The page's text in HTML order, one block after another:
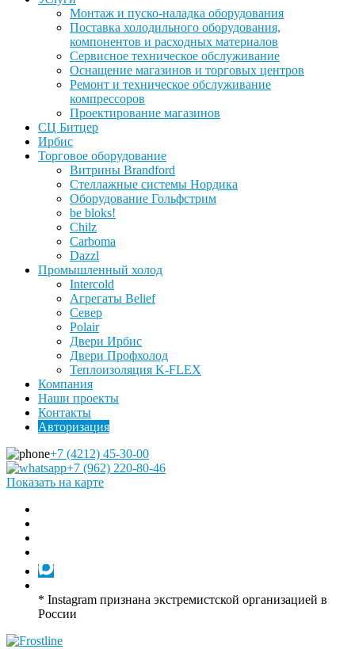
Монтаж и пуско-наладка оборудования
Поставка холодильного оборудования,
компонентов и расходных материалов
Сервисное техническое обслуживание
Оснащение магазинов и торговых центров
Ремонт и техническое обслуживание
компрессоров
Проектирование магазинов
СЦ Битцер
Ирбис
Торговое оборудование
Витрины Brandford
Стеллажные системы Нордика
Оборудование Гольфстрим
be bloks!
Chilz
Carboma
Dazzl
Промышленный холод
Intercold
Агрегаты Belief
Север
Polair
Двери Ирбис
Двери Профхолод
Теплоизоляция K-FLEX
Компания
Наши проекты
Контакты
Авторизация
+7 (4212) 45-30-00
+7 (962) 220-80-46
Показать на карте
* Instagram признана экстремистской организацией в
России